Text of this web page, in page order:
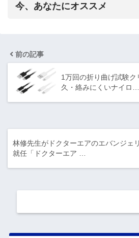
今、あなたにオススメ
前の記事
1万回の折り曲げ試験
久・絡みにくいナイロ…
林修先生がドクターエアのエバンジェ
就任「ドクターエア …